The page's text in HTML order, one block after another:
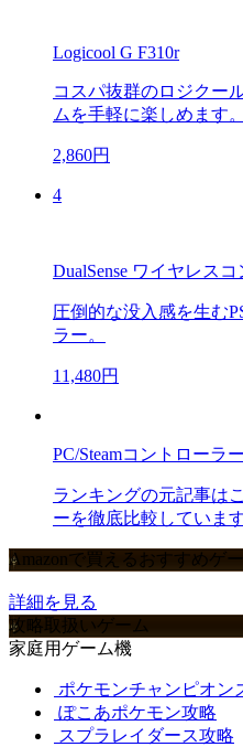
Logicool G F310r
コスパ抜群のロジクー
ムを手軽に楽しめます。
2,860円
4
DualSense ワイヤレス
圧倒的な没入感を生む
ラー。
11,480円
PC/Steamコントローラ
ランキングの元記事は
ーを徹底比較していま
Amazonで買えるおすすめゲ
詳細を見る
攻略取扱いゲーム
家庭用ゲーム機
ポケモンチャンピオン
ぽこあポケモン攻略
スプラレイダース攻略